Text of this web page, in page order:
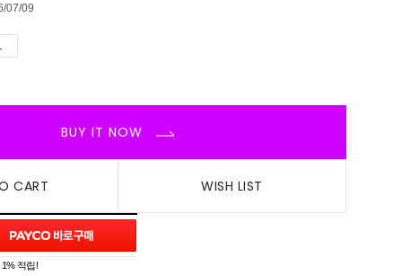
07/09
BUY IT NOW
CART WISH LIST
적립!